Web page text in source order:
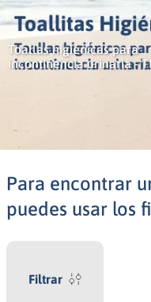
Toallas higiénicas para
incontinencia urinaria -
Para encontrar
puedes usar los
Filtrar